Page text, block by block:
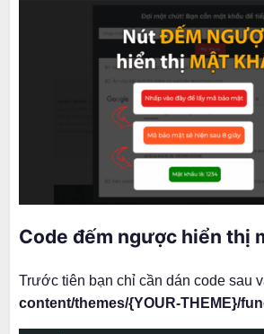
Code đếm ngược hiển thị
Trước tiên bạn chỉ cần dán code sau
content/themes/{YOUR-THEME}/